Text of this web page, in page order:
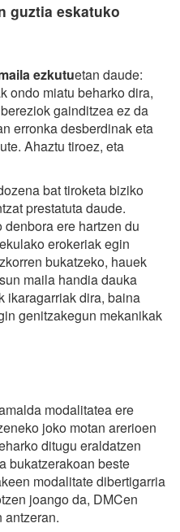
guztia eskatuko
ezkutuetan daude:
ondo miatu beharko dira,
gainditzea ez da
erronka desberdinak eta
Ahaztu tiroez, eta
bat tiroketa biziko
prestatuta daude.
ere hartzen du
erokeriak egin
bukatzeko, hauek
maila handia dauka
ikaragarriak dira, baina
genitzakegun mekanikak
modalitatea ere
joko motan arerioen
ditugu eraldatzen
bukatzerakoan beste
modalitate dibertigarria
joango da, DMCen
antzeran.